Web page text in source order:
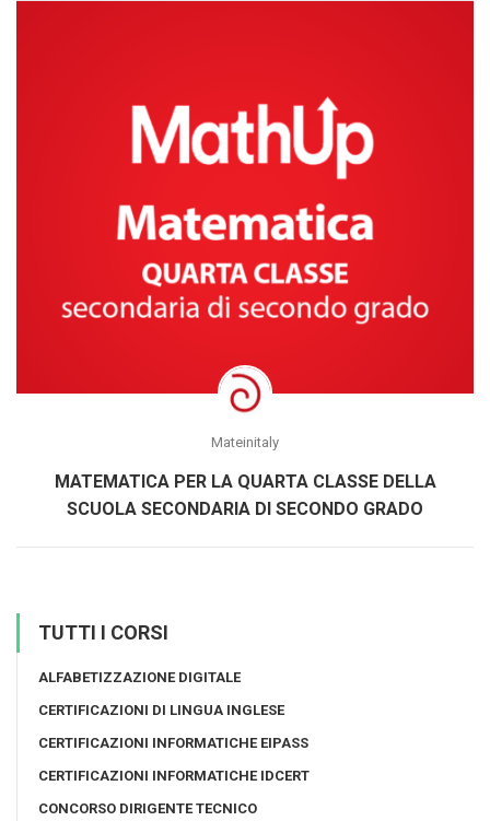
Mateinitaly
MATEMATICA PER LA QUARTA CLASSE DELLA
SCUOLA SECONDARIA DI SECONDO GRADO
TUTTI I CORSI
ALFABETIZZAZIONE DIGITALE
CERTIFICAZIONI DI LINGUA INGLESE
CERTIFICAZIONI INFORMATICHE EIPASS
CERTIFICAZIONI INFORMATICHE IDCERT
CONCORSO DIRIGENTE TECNICO